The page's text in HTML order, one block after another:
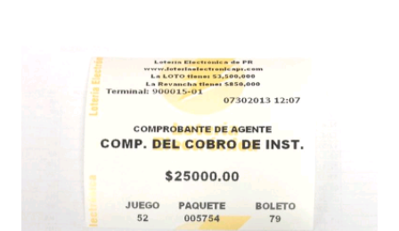
instantáneos”, indicó López. Sobre el sorteo de Powerball,
López explicó que el mismo se continuará realizando en los
Estados Unidos y los jugadores podrán conocer los
números ganadores del mismo a través de la página
aquellos con jugadas anticipadas de los sorteos locales (
Loto, Revancha, Pega 2, Pega 3 Pega 4 ) se les informará